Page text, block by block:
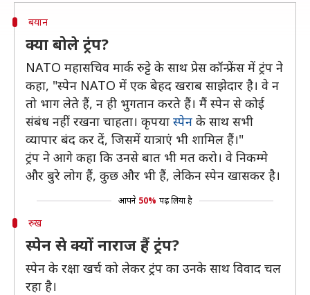
बयान
क्या बोले ट्रंप?
NATO महासचिव मार्क रुट्टे के साथ प्रेस कॉन्फ्रेंस में ट्रंप ने
कहा, "स्पेन NATO में एक बेहद खराब साझेदार है। वे न
तो भाग लेते हैं, न ही भुगतान करते हैं। मैं स्पेन से कोई
संबंध नहीं रखना चाहता। कृपया स्पेन के साथ सभी
व्यापार बंद कर दें, जिसमें यात्राएं भी शामिल हैं।"
ट्रंप ने आगे कहा कि उनसे बात भी मत करो। वे निकम्मे
और बुरे लोग हैं, कुछ और भी हैं, लेकिन स्पेन खासकर है।
आपने 50% पढ़ लिया है
रुख
स्पेन से क्यों नाराज हैं ट्रंप?
स्पेन के रक्षा खर्च को लेकर ट्रंप का उनके साथ विवाद चल
रहा है।